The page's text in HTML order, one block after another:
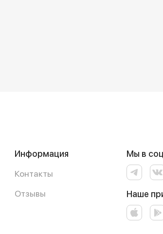
Информация
Контакты
Отзывы
Мы в
Наше